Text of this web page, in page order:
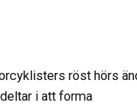
röst hörs
i att forma